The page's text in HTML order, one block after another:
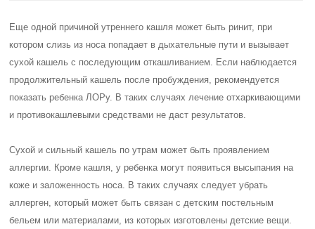
Еще одной причиной утреннего кашля может быть ринит, при
котором слизь из носа попадает в дыхательные пути и вызывает
сухой кашель с последующим откашливанием. Если наблюдается
продолжительный кашель после пробуждения, рекомендуется
показать ребенка ЛОРу. В таких случаях лечение отхаркивающими
и противокашлевыми средствами не даст результатов.
Сухой и сильный кашель по утрам может быть проявлением
аллергии. Кроме кашля, у ребенка могут появиться высыпания на
коже и заложенность носа. В таких случаях следует убрать
аллерген, который может быть связан с детским постельным
бельем или материалами, из которых изготовлены детские вещи.